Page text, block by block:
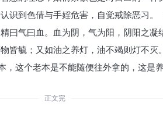
识到色倩与手婬危害，自觉戒除恶习
曰气曰血。血为阴，气为阳，阴阳之
毓；又如油之养灯，油不竭则灯不
这个老本是不能随便往外拿的，这是
正文完